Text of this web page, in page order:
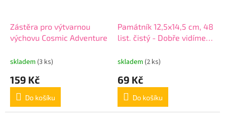
Zástěra pro výtvarnou
výchovu Cosmic Adventure
skladem (3 ks)
159 Kč
Do košíku
Památník 12,5x14,5 cm, 48
list. čistý - Dobře vidíme
skladem (2 ks)
69 Kč
Do košíku